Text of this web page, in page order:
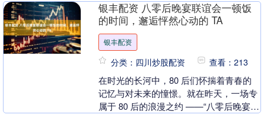
是失去了生....
银丰配资 八零后晚宴联谊会一顿饭
的时间，邂逅怦然心动的 TA
银丰配资
分类：四川炒股配资 查看：213
在时光的长河中，80 后们怀揣着青春的
记忆与对未来的憧憬。就在昨天，一场专
属于 80 后的浪漫之约 ——“八零后晚宴联